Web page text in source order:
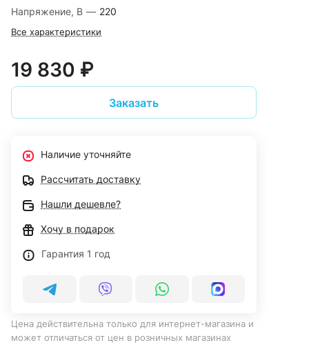
Напряжение, В — 220
Все характеристики
19 830 ₽
Заказать
Наличие уточняйте
Рассчитать доставку
Нашли дешевле?
Хочу в подарок
Гарантия 1 год
Цена действительна только для интернет-магазина и
может отличаться от цен в розничных магазинах